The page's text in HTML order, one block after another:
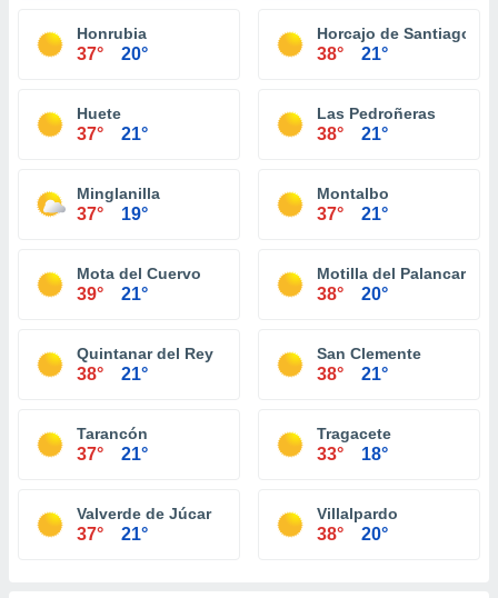
Honrubia
37° 20°
Horcajo de Santiago
38° 21°
Huete
37° 21°
Las Pedroñeras
38° 21°
Minglanilla
37° 19°
Montalbo
37° 21°
Mota del Cuervo
39° 21°
Motilla del Palancar
38° 20°
Quintanar del Rey
38° 21°
San Clemente
38° 21°
Tarancón
37° 21°
Tragacete
33° 18°
Valverde de Júcar
37° 21°
Villalpardo
38° 20°